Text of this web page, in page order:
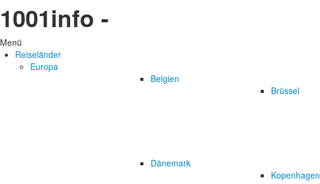
1001info -
Menü
Reiseländer
Europa
Belgien
Brüssel
Dänemark
Kopenhagen